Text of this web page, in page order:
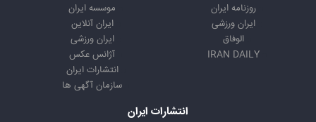
روزنامه ایران
ایران ورزشی
الوفاق
IRAN DAILY
موسسه ایران
ایران آنلاین
ایران ورزشی
آژانس عکس
انتشارات ایران
سازمان آگهی ها
انتشارات ایران